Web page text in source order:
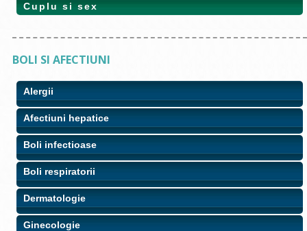
Cuplu si sex
BOLI SI AFECTIUNI
Alergii
Afectiuni hepatice
Boli infectioase
Boli respiratorii
Dermatologie
Ginecologie